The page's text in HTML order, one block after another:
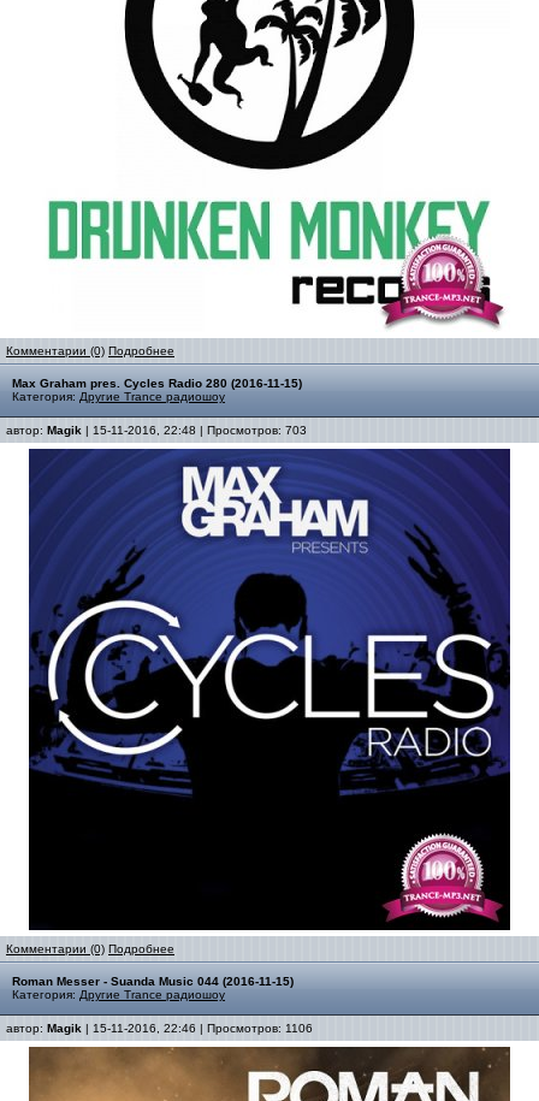
Комментарии (0) Подробнее
Max Graham pres. Cycles Radio 280 (2016-11-15)
Категория: Другие Trance радиошоу
автор: Magik | 15-11-2016, 22:48 | Просмотров: 703
Комментарии (0) Подробнее
Roman Messer - Suanda Music 044 (2016-11-15)
Категория: Другие Trance радиошоу
автор: Magik | 15-11-2016, 22:46 | Просмотров: 1106